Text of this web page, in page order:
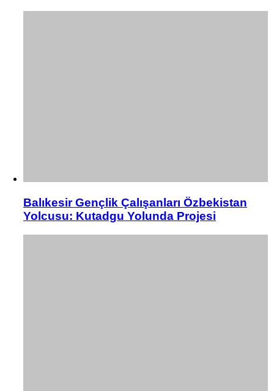
Balıkesir Gençlik Çalışanları Özbekistan
Yolcusu: Kutadgu Yolunda Projesi